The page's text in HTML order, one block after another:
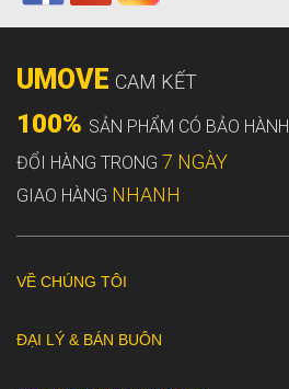
UMOVE CAM KẾT
100% SẢN PHẨM CÓ BẢO HÀNH
ĐỔI HÀNG TRONG 7 NGÀY
GIAO HÀNG NHANH
VỀ CHÚNG TÔI
ĐẠI LÝ & BÁN BUÔN